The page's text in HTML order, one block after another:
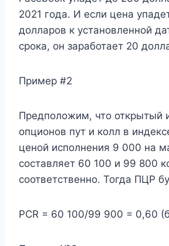
2021 года. И если цена
долларов к установленной
срока, он заработает 20
Пример #2
Предположим, что открытый
опционов пут и колл в
ценой исполнения 9 000 на
составляет 60 100 и 99 800
соответственно. Тогда ПЦР
PCR = 60 100/99 900 = 0,60